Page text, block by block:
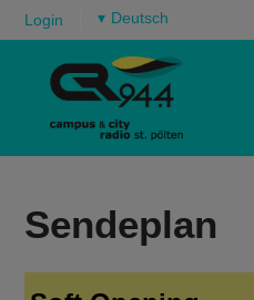
Login ▾
Sendeplan